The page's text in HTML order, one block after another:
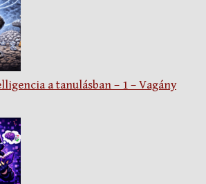
a tanulásban – 1 – Vagány